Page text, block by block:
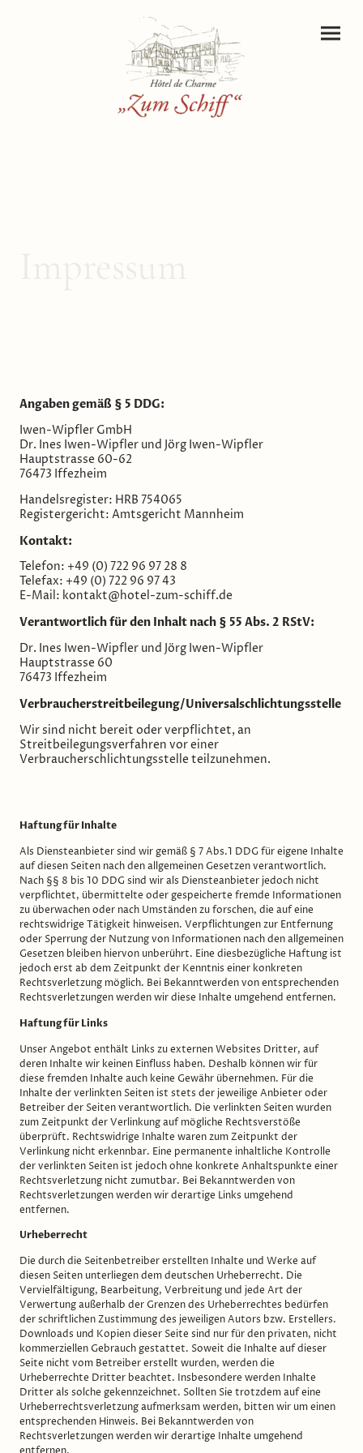
Angaben gemäß § 5 DDG:
Iwen-Wipfler GmbH
Dr. Ines Iwen-Wipfler und Jörg Iwen-Wipfler
Hauptstrasse 60-62
76473 Iffezheim
Handelsregister: HRB 754065
Registergericht: Amtsgericht Mannheim
Kontakt:
Telefon: +49 (0) 722 96 97 28 8
Telefax: +49 (0) 722 96 97 43
E-Mail: kontakt@hotel-zum-schiff.de
Verantwortlich für den Inhalt nach § 55 Abs. 2 RStV:
Dr. Ines Iwen-Wipfler und Jörg Iwen-Wipfler
Hauptstrasse 60
76473 Iffezheim
Verbraucher­streit­beilegung/Universal­schlichtungs­stelle
Wir sind nicht bereit oder verpflichtet, an
Streitbeilegungsverfahren vor einer
Verbraucherschlichtungsstelle teilzunehmen.
Haftung für Inhalte
Als Diensteanbieter sind wir gemäß § 7 Abs.1 DDG für eigene Inhalte
auf diesen Seiten nach den allgemeinen Gesetzen verantwortlich.
Nach §§ 8 bis 10 DDG sind wir als Diensteanbieter jedoch nicht
verpflichtet, übermittelte oder gespeicherte fremde Informationen
zu überwachen oder nach Umständen zu forschen, die auf eine
rechtswidrige Tätigkeit hinweisen. Verpflichtungen zur Entfernung
oder Sperrung der Nutzung von Informationen nach den allgemeinen
Gesetzen bleiben hiervon unberührt. Eine diesbezügliche Haftung ist
jedoch erst ab dem Zeitpunkt der Kenntnis einer konkreten
Rechtsverletzung möglich. Bei Bekanntwerden von entsprechenden
Rechtsverletzungen werden wir diese Inhalte umgehend entfernen.
Haftung für Links
Unser Angebot enthält Links zu externen Websites Dritter, auf
deren Inhalte wir keinen Einfluss haben. Deshalb können wir für
diese fremden Inhalte auch keine Gewähr übernehmen. Für die
Inhalte der verlinkten Seiten ist stets der jeweilige Anbieter oder
Betreiber der Seiten verantwortlich. Die verlinkten Seiten wurden
zum Zeitpunkt der Verlinkung auf mögliche Rechtsverstöße
überprüft. Rechtswidrige Inhalte waren zum Zeitpunkt der
Verlinkung nicht erkennbar. Eine permanente inhaltliche Kontrolle
der verlinkten Seiten ist jedoch ohne konkrete Anhaltspunkte einer
Rechtsverletzung nicht zumutbar. Bei Bekanntwerden von
Rechtsverletzungen werden wir derartige Links umgehend
entfernen.
Urheberrecht
Die durch die Seitenbetreiber erstellten Inhalte und Werke auf
diesen Seiten unterliegen dem deutschen Urheberrecht. Die
Vervielfältigung, Bearbeitung, Verbreitung und jede Art der
Verwertung außerhalb der Grenzen des Urheberrechtes bedürfen
der schriftlichen Zustimmung des jeweiligen Autors bzw. Erstellers.
Downloads und Kopien dieser Seite sind nur für den privaten, nicht
kommerziellen Gebrauch gestattet. Soweit die Inhalte auf dieser
Seite nicht vom Betreiber erstellt wurden, werden die
Urheberrechte Dritter beachtet. Insbesondere werden Inhalte
Dritter als solche gekennzeichnet. Sollten Sie trotzdem auf eine
Urheberrechtsverletzung aufmerksam werden, bitten wir um einen
entsprechenden Hinweis. Bei Bekanntwerden von
Rechtsverletzungen werden wir derartige Inhalte umgehend